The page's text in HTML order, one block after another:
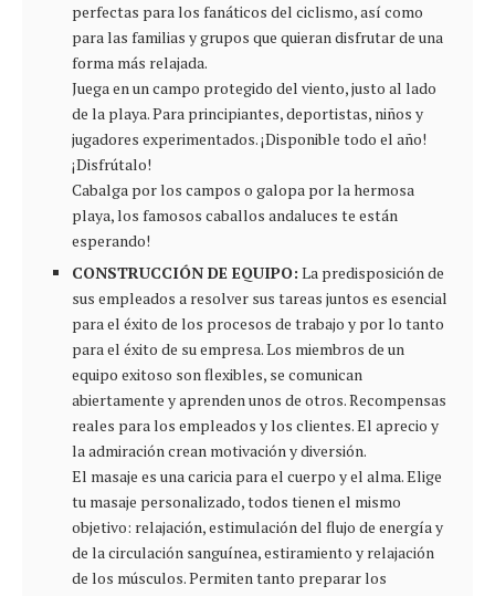
perfectas para los fanáticos del ciclismo, así como
para las familias y grupos que quieran disfrutar de una
forma más relajada.
Juega en un campo protegido del viento, justo al lado
de la playa. Para principiantes, deportistas, niños y
jugadores experimentados. ¡Disponible todo el año!
¡Disfrútalo!
Cabalga por los campos o galopa por la hermosa
playa, los famosos caballos andaluces te están
esperando!
CONSTRUCCIÓN DE EQUIPO: La predisposición de
sus empleados a resolver sus tareas juntos es esencial
para el éxito de los procesos de trabajo y por lo tanto
para el éxito de su empresa. Los miembros de un
equipo exitoso son flexibles, se comunican
abiertamente y aprenden unos de otros. Recompensas
reales para los empleados y los clientes. El aprecio y
la admiración crean motivación y diversión.
El masaje es una caricia para el cuerpo y el alma. Elige
tu masaje personalizado, todos tienen el mismo
objetivo: relajación, estimulación del flujo de energía y
de la circulación sanguínea, estiramiento y relajación
de los músculos. Permiten tanto preparar los